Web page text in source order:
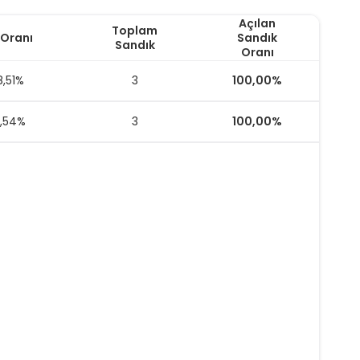
Toplam
Sandık
Açılan
Sandık
Oranı
3 100,00%
3 100,00%